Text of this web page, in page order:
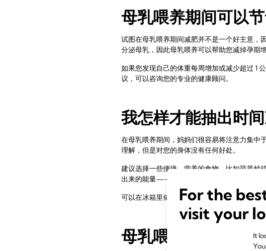
母乳喂养期间可以
试图在母乳喂养期间减肥并不是一个好主意，
分泌母乳，因此母乳喂养可以帮助您减掉孕期
如果您发现自己的体重每周增加或减少超过 1
议，可以咨询您的专业的健康顾问。
我怎样才能抽出时
在母乳喂养期间，妈妈们很容易将注意力集中
理解，但是对您的身体没有任何好处。
建议选择一些便捷、营养的食物，比如菠菜炒
出来的能量——如果您晚上需要给宝宝喂奶，
可以在冰箱里储备一些切好的水果和蔬菜用来
母乳喂养期间需要
For the
visit your
It